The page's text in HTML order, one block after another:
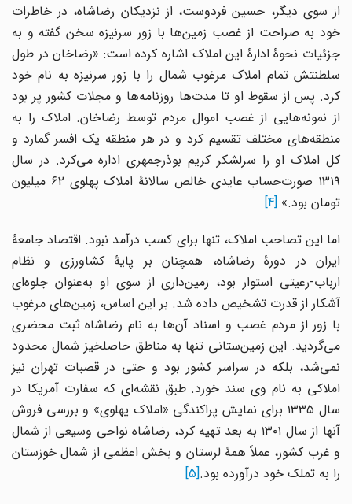
از سوی دیگر، حسین فردوست، از نزدیکان رضاشاه، در خاطرات
خود به صراحت از غصب زمین‌ها با زور سرنیزه سخن گفته و به
جزئیات نحوۀ ادارۀ این املاک اشاره کرده است: «رضاخان در طول
سلطنتش تمام املاک مرغوب شمال را با زور سرنیزه به نام خود
کرد. پس از سقوط او تا مدت‌ها روزنامه‌ها و مجلات کشور پر بود
از نمونه‌هایی از غصب اموال مردم توسط رضاخان. املاک را به
منطقه‌های مختلف تقسیم کرد و در هر منطقه یک افسر گمارد و
کل املاک او را سرلشکر کریم بوذرجمهری اداره می‌کرد. در سال
۱۳۱۹ صورت‌حساب عایدی خالص سالانۀ املاک پهلوی ۶۲ میلیون
تومان بود.»[4]
اما این تصاحب املاک، تنها برای کسب درآمد نبود. اقتصاد جامعۀ
ایران در دورۀ رضاشاه، همچنان بر پایۀ کشاورزی و نظام
ارباب‑رعیتی استوار بود، زمین‌داری از سوی او به‌عنوان جلوه‌ای
آشکار از قدرت تشخیص داده شد. بر این اساس، زمین‌های مرغوب
با زور از مردم غصب و اسناد آن‌ها به نام رضاشاه ثبت محضری
می‌گردید. این زمین‌ستانی تنها به مناطق حاصلخیز شمال محدود
نمی‌شد، بلکه در سراسر کشور بود و حتی در قصبات تهران نیز
املاکی به نام وی سند خورد. طبق نقشه‌ای که سفارت آمریکا در
سال ۱۳۳۵ برای نمایش پراکندگی «املاک پهلوی» و بررسی فروش
آنها از سال ۱۳۰۱ به بعد تهیه کرد، رضاشاه نواحی وسیعی از شمال
و غرب کشور، عملاً همۀ لرستان و بخش اعظمی از شمال خوزستان
را به تملک خود درآورده بود.[5]